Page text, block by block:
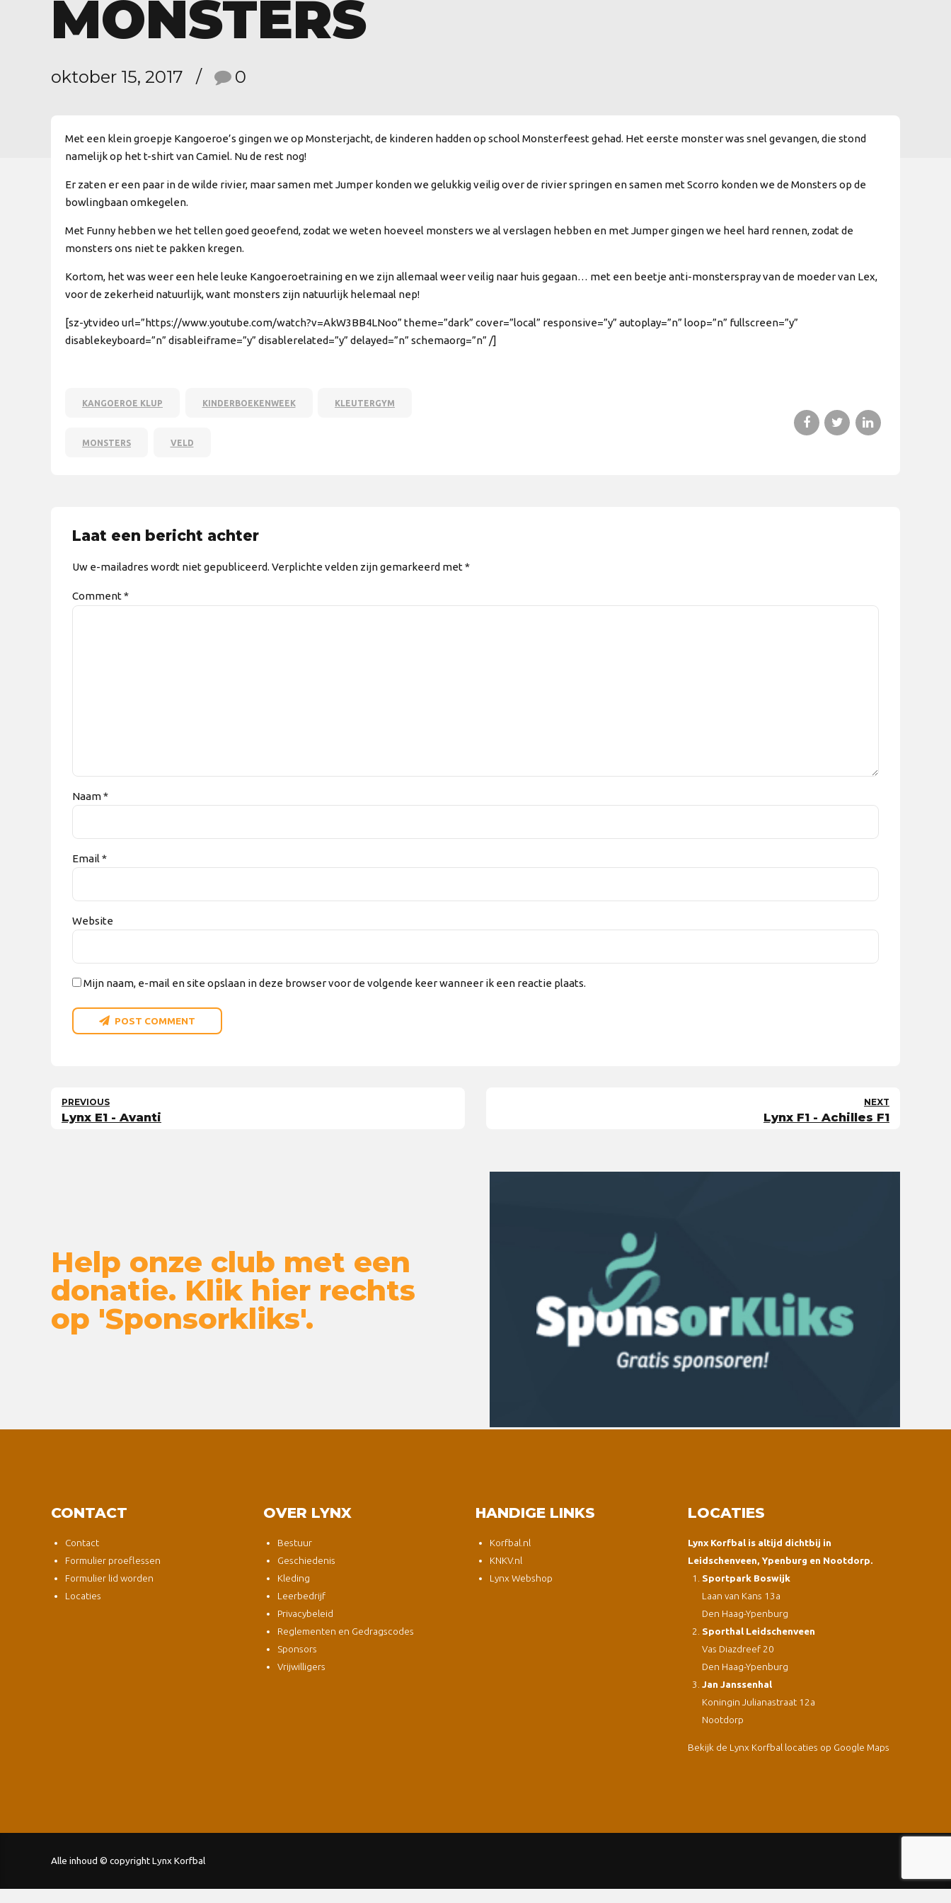
MONSTERS
oktober 15, 2017 0
Met een klein groepje Kangoeroe’s gingen we op Monsterjacht, de kinderen hadden op school Monsterfeest gehad. Het eerste monster was snel gevangen, die stond
namelijk op het t-shirt van Camiel. Nu de rest nog!
Er zaten er een paar in de wilde rivier, maar samen met Jumper konden we gelukkig veilig over de rivier springen en samen met Scorro konden we de Monsters op de
bowlingbaan omkegelen.
Met Funny hebben we het tellen goed geoefend, zodat we weten hoeveel monsters we al verslagen hebben en met Jumper gingen we heel hard rennen, zodat de
monsters ons niet te pakken kregen.
Kortom, het was weer een hele leuke Kangoeroetraining en we zijn allemaal weer veilig naar huis gegaan… met een beetje anti-monsterspray van de moeder van Lex,
voor de zekerheid natuurlijk, want monsters zijn natuurlijk helemaal nep!
[sz-ytvideo url=”https://www.youtube.com/watch?v=AkW3BB4LNoo” theme=”dark” cover=”local” responsive=”y” autoplay=”n” loop=”n” fullscreen=”y”
disablekeyboard=”n” disableiframe=”y” disablerelated=”y” delayed=”n” schemaorg=”n” /]
KANGOEROE KLUP KINDERBOEKENWEEK KLEUTERGYM
MONSTERS VELD
Laat een bericht achter
Uw e-mailadres wordt niet gepubliceerd. Verplichte velden zijn gemarkeerd met *
Comment*
Naam *
Email *
Website
Mijn naam, e-mail en site opslaan in deze browser voor de volgende keer wanneer ik een reactie plaats.
POST COMMENT
PREVIOUS
Lynx E1 - Avanti
NEXT
Lynx F1 - Achilles F1
Help onze club met een
donatie. Klik hier rechts
op 'Sponsorkliks'.
CONTACT
Contact
Formulier proeflessen
Formulier lid worden
Locaties
OVER LYNX
Bestuur
Geschiedenis
Kleding
Leerbedrijf
Privacybeleid
Reglementen en Gedragscodes
Sponsors
Vrijwilligers
HANDIGE LINKS
Korfbal.nl
KNKV.nl
Lynx Webshop
LOCATIES
Lynx Korfbal is altijd dichtbij in
Leidschenveen, Ypenburg en Nootdorp.
Sportpark Boswijk
Laan van Kans 13a
Den Haag-Ypenburg
Sporthal Leidschenveen
Vas Diazdreef 20
Den Haag-Ypenburg
Jan Janssenhal
Koningin Julianastraat 12a
Nootdorp
Bekijk de Lynx Korfbal locaties op Google Maps
Alle inhoud © copyright Lynx Korfbal